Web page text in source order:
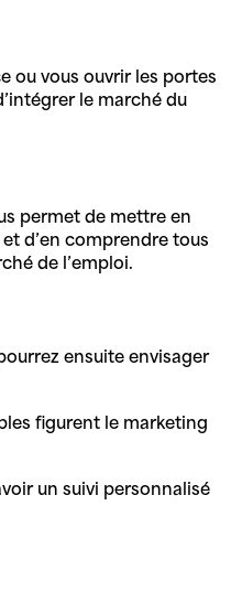
ou vous ouvrir les portes
le marché du
permet de mettre en
d’en comprendre tous
de l’emploi.
ensuite envisager
figurent le marketing
un suivi personnalisé